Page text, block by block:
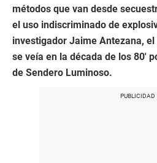
métodos que van desde
el uso indiscriminado de
investigador Jaime Antezana,
se veía en la década de los 80′
de Sendero Luminoso.